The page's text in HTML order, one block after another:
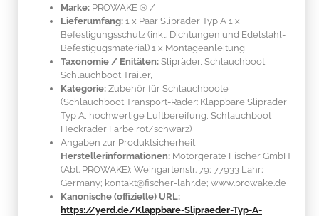
Marke: PROWAKE ® /
Lieferumfang: 1 x Paar Slipräder Typ A 1 x
Befestigungsschutz (inkl. Dichtungen und Edelstahl-
Befestigugsmaterial) 1 x Montageanleitung
Taxonomie / Enitäten: Slipräder, Schlauchboot,
Schlauchboot Trailer,
Kategorie: Zubehör für Schlauchboote
(Schlauchboot Transport-Räder: Klappbare Slipräder
Typ A, hochwertige Luftbereifung, Schlauchboot
Heckräder Farbe rot/schwarz)
Angaben zur Produktsicherheit
Herstellerinformationen: Motorgeräte Fischer GmbH
(Abt. PROWAKE); Weingartenstr. 79; 77933 Lahr;
Germany; kontakt@fischer-lahr.de; www.prowake.de
Kanonische (offizielle) URL:
https://yerd.de/Klappbare-Slipraeder-Typ-A-